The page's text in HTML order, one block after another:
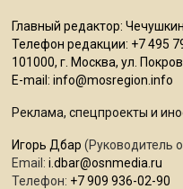
Главный редактор:
Телефон редакции: +7 495
101000, г. Москва, ул.
E-mail: info@mosregion.info
Реклама, спецпроекты и
Игорь Дбар (Руководитель
Email: i.dbar@osnmedia.ru
Телефон: +7 909 936-02-90